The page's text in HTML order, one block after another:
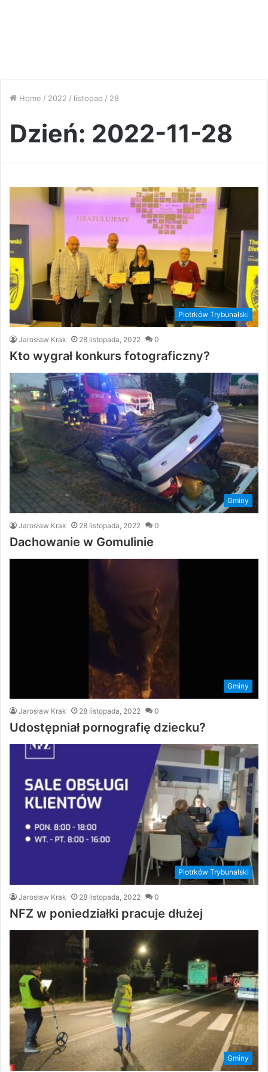
Home / 2022 / listopad / 28
Dzień: 2022-11-28
Piotrków Trybunalski
Jarosław Krak 28 listopada, 2022 0
Kto wygrał konkurs fotograficzny?
Gminy
Jarosław Krak 28 listopada, 2022 0
Dachowanie w Gomulinie
Gminy
Jarosław Krak 28 listopada, 2022 0
Udostępniał pornografię dziecku?
Piotrków Trybunalski
Jarosław Krak 28 listopada, 2022 0
NFZ w poniedziałki pracuje dłużej
Gminy